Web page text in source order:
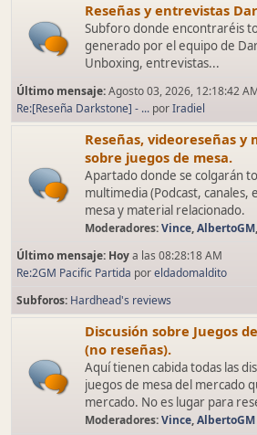
Reseñas y entrevistas
Subforo donde encontraréis
generado por el equipo de
Unboxing, entrevistas...
Último mensaje:Agosto 03, 2026, 12:18:42
Re:[Reseña Darkstone] - ... porIradiel
Reseñas, videoreseñas
sobre juegos de mesa.
Apartado donde se colgarán
multimedia (Podcast, canales,
mesa y material relacionado.
Moderadores:Vince,AlbertoGM,
Último mensaje: Hoya las 08:28:18 AM
Re:2GM Pacific Partida poreldadomaldito
Subforos Hardhead's reviews
Discusión sobre Juegos
(no reseñas).
Aquí tienen cabida todas las
juegos de mesa del mercado
mercado. No es lugar para
Moderadores:Vince,AlbertoGM